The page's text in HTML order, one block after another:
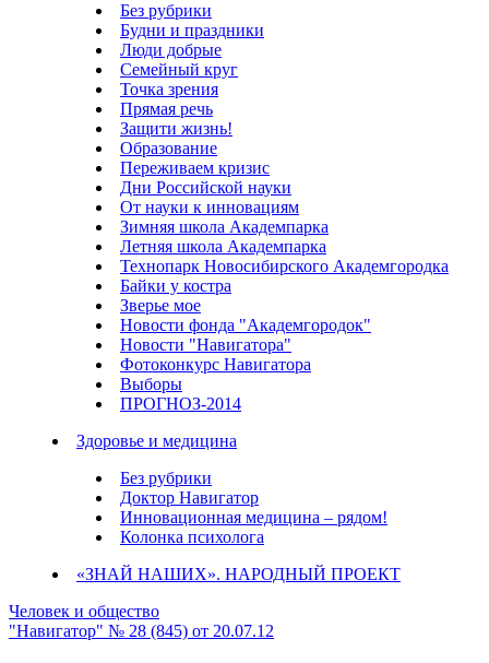
Без рубрики
Будни и праздники
Люди добрые
Семейный круг
Точка зрения
Прямая речь
Защити жизнь!
Образование
Переживаем кризис
Дни Российской науки
От науки к инновациям
Зимняя школа Академпарка
Летняя школа Академпарка
Технопарк Новосибирского Академгородка
Байки у костра
Зверье мое
Новости фонда "Академгородок"
Новости "Навигатора"
Фотоконкурс Навигатора
Выборы
ПРОГНОЗ-2014
Здоровье и медицина
Без рубрики
Доктор Навигатор
Инновационная медицина – рядом!
Колонка психолога
«ЗНАЙ НАШИХ». НАРОДНЫЙ ПРОЕКТ
Человек и общество
"Навигатор" № 28 (845) от 20.07.12